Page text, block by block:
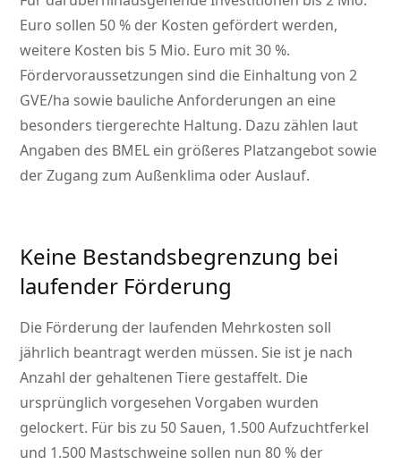
Euro sollen 50 % der Kosten gefördert werden,
weitere Kosten bis 5 Mio. Euro mit 30 %.
Fördervoraussetzungen sind die Einhaltung von 2
GVE/ha sowie bauliche Anforderungen an eine
besonders tiergerechte Haltung. Dazu zählen laut
Angaben des BMEL ein größeres Platzangebot sowie
der Zugang zum Außenklima oder Auslauf.
Keine Bestandsbegrenzung bei
laufender Förderung
Die Förderung der laufenden Mehrkosten soll
jährlich beantragt werden müssen. Sie ist je nach
Anzahl der gehaltenen Tiere gestaffelt. Die
ursprünglich vorgesehen Vorgaben wurden
gelockert. Für bis zu 50 Sauen, 1.500 Aufzuchtferkel
und 1.500 Mastschweine sollen nun 80 % der